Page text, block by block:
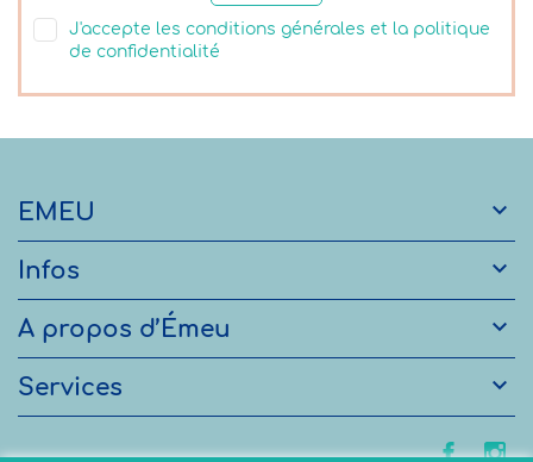
J'accepte les conditions générales et la politique
de confidentialité
EMEU 
Infos 
A propos d’Émeu 
Services 